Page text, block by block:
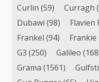
Curlin (59) Curragh
Dubawi (98) Flavien
Frankel (94)
G3 (250) Galileo
Grama (1561)